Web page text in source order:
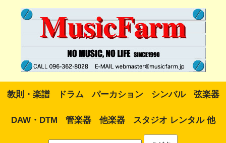
教則・楽譜 ドラム パーカション シンバル 弦楽器
DAW・DTM 管楽器 他楽器 スタジオ レンタル 他